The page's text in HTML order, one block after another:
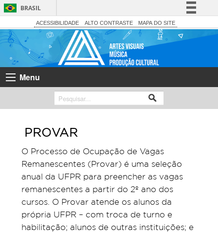
BRASIL
Simplifique!
Comunica BR
Acesso à informação
Canais
ACESSIBILIDADE ALTO CONTRASTE MAPA DO SITE
Menu
PROVAR
O Processo de Ocupação de Vagas
Remanescentes (Provar) é uma seleção
anual da UFPR para preencher as vagas
remanescentes a partir do 2º ano dos
cursos. O Provar atende os alunos da
própria UFPR – com troca de turno e
habilitação; alunos de outras instituições; e